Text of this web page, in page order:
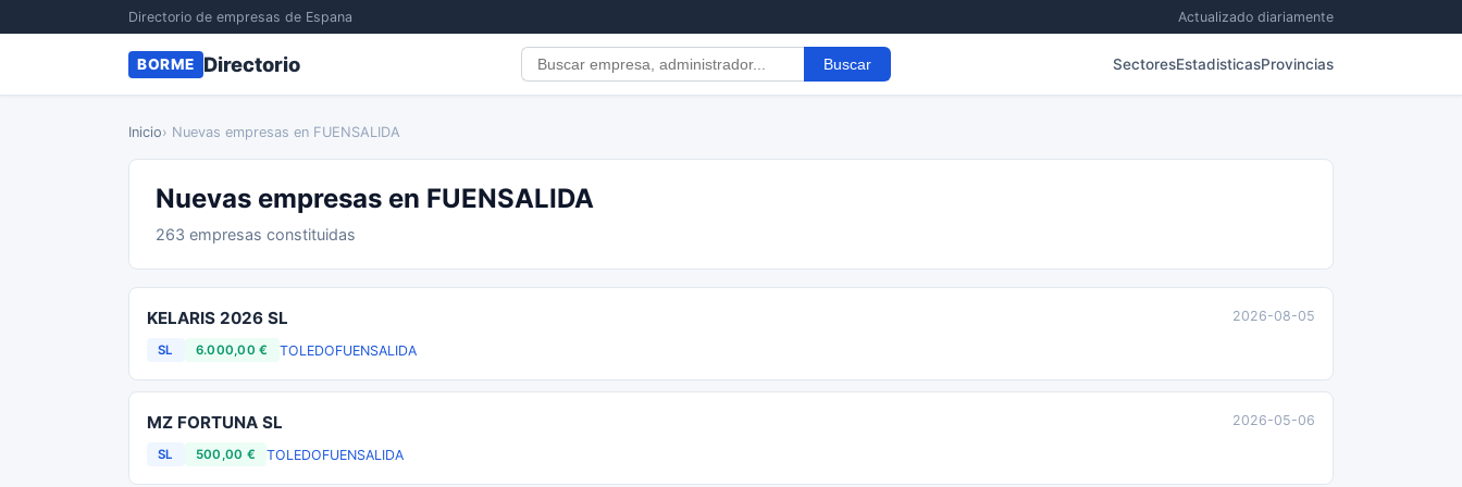
Directorio de empresas de Espana Actualizado diariamente
BORME Directorio Buscar SectoresEstadisticasProvincias
Inicio› Nuevas empresas en FUENSALIDA
Nuevas empresas en FUENSALIDA
263 empresas constituidas
KELARIS 2026 SL
SL 6.000,00 € TOLEDOFUENSALIDA
2026-08-05
MZ FORTUNA SL
SL 500,00 € TOLEDOFUENSALIDA
2026-05-06